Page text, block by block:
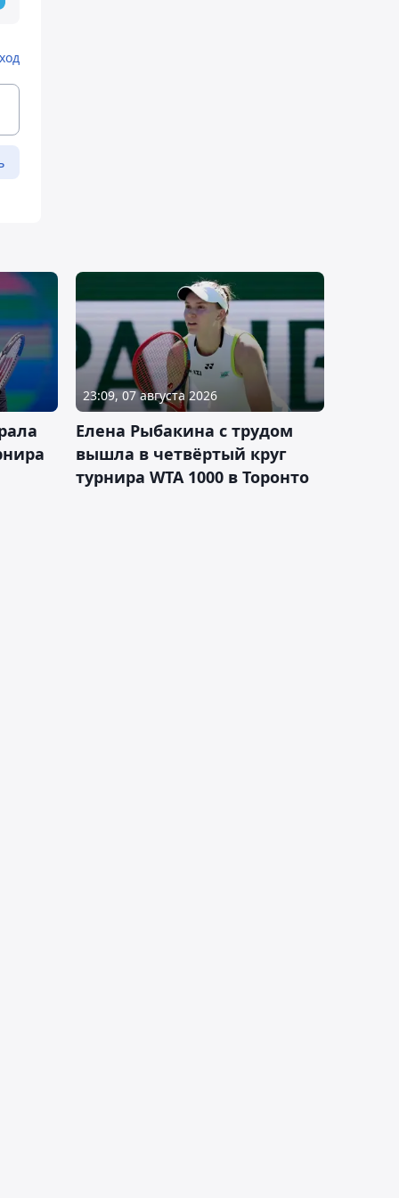
23:09, 07 августа 2026
Елена Рыбакина с трудом
вышла в четвёртый круг
турнира WTA 1000 в Торонто